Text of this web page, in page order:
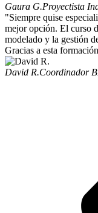
Gaura G.Proyectista
"Siempre quise
mejor opción. El curso
modelado y la gestión
Gracias a esta
David R.Coordinador